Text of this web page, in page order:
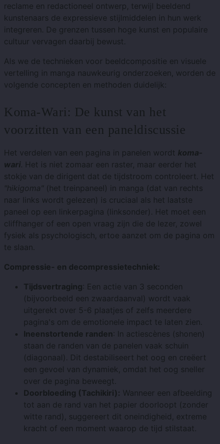
reclame en redactioneel ontwerp, terwijl beeldend
kunstenaars de expressieve stijlmiddelen in hun werk
integreren. De grenzen tussen hoge kunst en populaire
cultuur vervagen daarbij bewust.
Als we de technieken voor beeldcompositie en visuele
vertelling in manga nauwkeurig onderzoeken, worden de
volgende concepten en methoden duidelijk:
Koma-Wari: De kunst van het
voorzitten van een paneldiscussie
Het verdelen van een pagina in panelen wordt koma-
wari. Het is niet zomaar een raster, maar eerder het
stokje van de dirigent dat de tijdstroom controleert. Het
"hikigoma" (het treinpaneel) in manga (dat van rechts
naar links wordt gelezen) is cruciaal als het laatste
paneel op een linkerpagina (linksonder). Het moet een
cliffhanger of een open vraag zijn die de lezer, zowel
fysiek als psychologisch, ertoe aanzet om de pagina om
te slaan.
Compressie- en decompressietechniek:
Tijdsvertraging: Een actie van 3 seconden
(bijvoorbeeld een zwaardaanval) wordt vaak
uitgerekt over 5-6 plaatjes of zelfs meerdere
pagina's om de emotionele impact te laten zien.
Ineenstortende randen: In actiescènes (shonen)
staan ​​de randen van de panelen vaak schuin
(diagonaal). Dit destabiliseert het oog en creëert
een gevoel van dynamiek, omdat het oog sneller
over de pagina beweegt.
Doorbloeding (Tachikiri): Wanneer een afbeelding
tot aan de rand van het papier doorloopt (zonder
witte rand), suggereert dit oneindigheid, extreme
kracht of een moment waarop de tijd stilstaat.